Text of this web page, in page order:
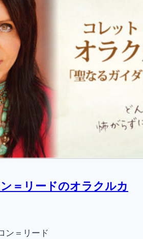
＝リードのオラクルカ
ン＝リード